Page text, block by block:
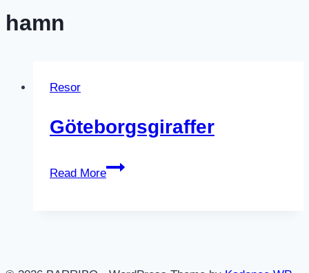
hamn
Resor
Göteborgsgiraffer
Read More
Göteborgsgiraffer